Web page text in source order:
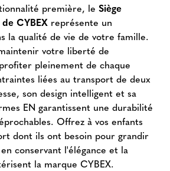
première, le Siège
CYBEX représente un
la qualité de vie de votre famille.
votre liberté de
pleinement de chaque
liées au transport de deux
son design intelligent et sa
EN garantissent une durabilité
Offrez à vos enfants
dont ils ont besoin pour grandir
conservant l'élégance et la
la marque CYBEX.